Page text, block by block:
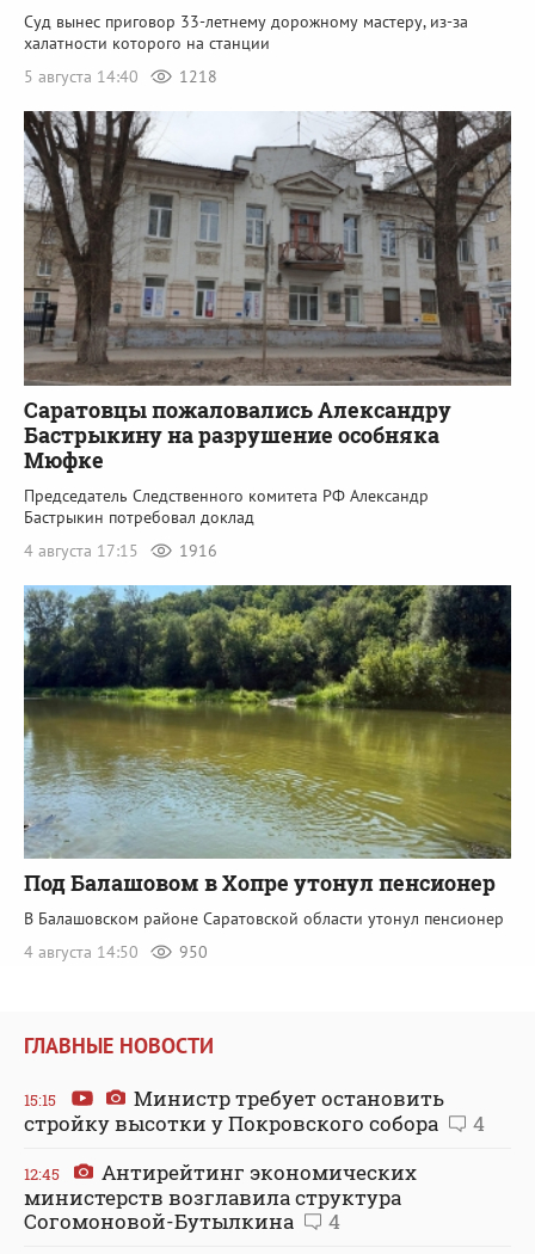
Суд вынес приговор 33-летнему дорожному мастеру, из-за
халатности которого на станции
5 августа 14:40
1218
Саратовцы пожаловались Александру
Бастрыкину на разрушение особняка
Мюфке
Председатель Следственного комитета РФ Александр
Бастрыкин потребовал доклад
4 августа 17:15
1916
Под Балашовом в Хопре утонул пенсионер
В Балашовском районе Саратовской области утонул пенсионер
4 августа 14:50
950
ГЛАВНЫЕ НОВОСТИ
15:15
Министр требует остановить
стройку высотки у Покровского собора
4
12:45
Антирейтинг экономических
министерств возглавила структура
Согомоновой-Бутылкина
4